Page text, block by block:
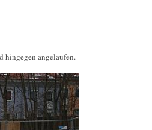
hingegen angelaufen.